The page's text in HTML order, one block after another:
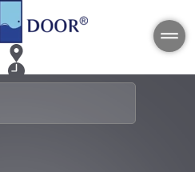
30А, офис 601